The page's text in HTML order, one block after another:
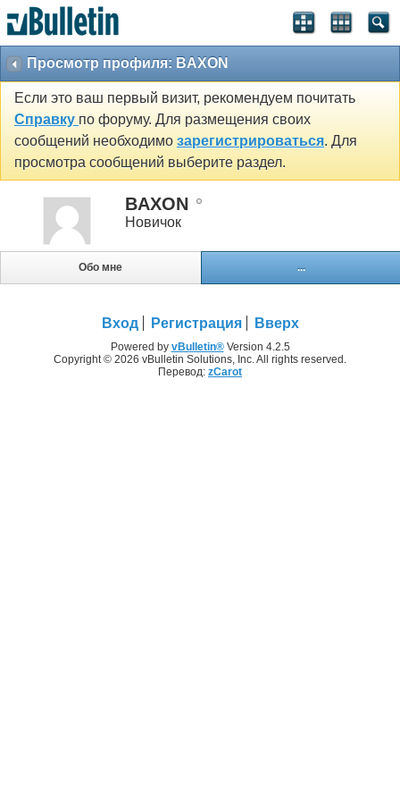
Просмотр профиля: BAXON
Если это ваш первый визит, рекомендуем почитать
Справку по форуму. Для размещения своих
сообщений необходимо зарегистрироваться. Для
просмотра сообщений выберите раздел.
BAXON
Новичок
Обо мне ...
Вход Регистрация Вверх
Powered by vBulletin®Version 4.2.5
Copyright © 2026 vBulletin Solutions, Inc. All rights reserved.
Перевод: zCarot